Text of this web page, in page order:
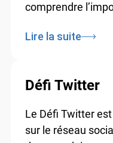
comprendre
Lire la suite
Défi Twitter
Le Défi Twitter
sur le réseau